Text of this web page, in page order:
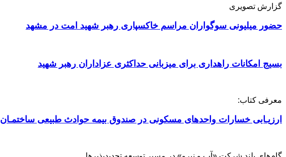
گزارش تصویری
حضور میلیونی سوگواران مراسم خاکسپاری رهبر شهید امت در مشهد
بسیج امکانات راهداری برای میزبانی حداکثری عزاداران رهبر شهید
معرفی کتاب:
ارزیـابی خسارات واحدهای مسکونی در صندوق بیمه حوادث طبیعی ساختمـان